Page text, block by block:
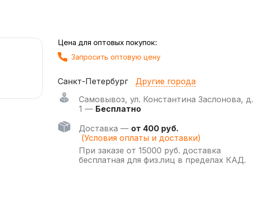
Цена для оптовых покупок:
Запросить оптовую цену
Санкт-Петербург
Другие города
Самовывоз, ул. Константина Заслонова, д.
1 — Бесплатно
Доставка — от 400 руб.
(Условия оплаты и доставки)
При заказе от 15000 руб. доставка
бесплатная для физ.лиц в пределах КАД.